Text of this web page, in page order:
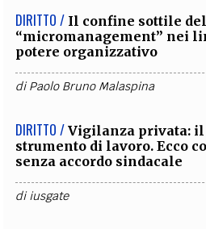
DIRITTO / Il confine sottile
“micromanagement” nei
potere organizzativo
diPaolo Bruno Malaspina
DIRITTO / Vigilanza privata: il
strumento di lavoro. Ecco
senza accordo sindacale
diiusgate